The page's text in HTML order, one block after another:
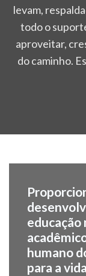
levam,
todo o
aproveitar,
do caminho.
educação
humano
para a